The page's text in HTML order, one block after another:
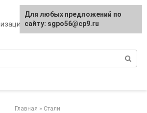
водопровод,
Главная » Стали
Для любых предложений по
сайту: sgpo56@cp9.ru